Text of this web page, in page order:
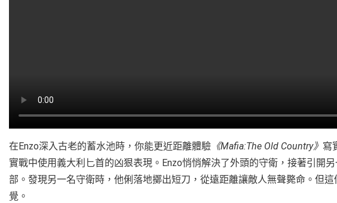
在Enzo深入古老的蓄水池時，你能更近距離體驗 《Mafia:The Old Country》 寫
實戰中使用義大利匕首的凶狠表現。Enzo悄悄解決了外頭的守衛，接著引開
部。發現另一名守衛時，他俐落地擲出短刀，從遠距離讓敵人無聲斃命。但
覺。